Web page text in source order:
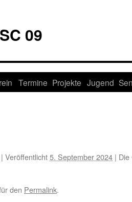
09
Termine Projekte Jugend
| Veröffentlicht5. September 2024 |
den Permalink.